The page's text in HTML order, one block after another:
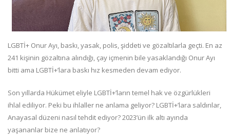
LGBTİ+ Onur Ayı, baskı, yasak, polis, şiddeti ve gözaltılarla geçti. En az
241 kişinin gözaltına alındığı, çay içmenin bile yasaklandığı Onur Ayı
bitti ama LGBTİ+’lara baskı hız kesmeden devam ediyor.
Son yıllarda Hükümet eliyle LGBTİ+’ların temel hak ve özgürlükleri
ihlal ediliyor. Peki bu ihlaller ne anlama geliyor? LGBTİ+’lara saldırılar,
Anayasal düzeni nasıl tehdit ediyor? 2023’ün ilk altı ayında
yaşananlar bize ne anlatıyor?